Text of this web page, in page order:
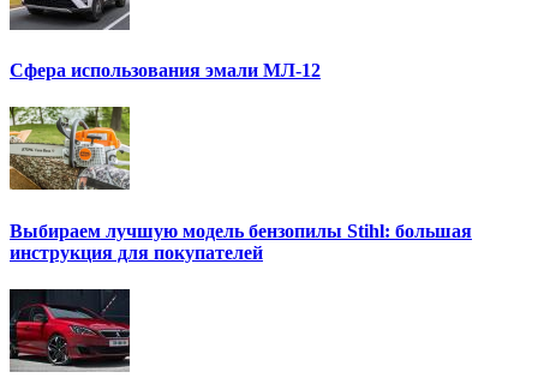
Сфера использования эмали МЛ-12
Выбираем лучшую модель бензопилы Stihl: большая
инструкция для покупателей